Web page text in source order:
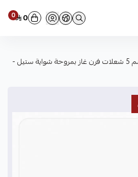
المنزلية 0 0
فرن إلبا فري ستاند غاز 90 سم 5 شعلات فرن غاز بمروحة شواية ستيل -